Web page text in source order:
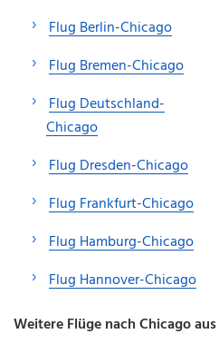
Flug Berlin-Chicago
Flug Bremen-Chicago
Flug Deutschland-
Chicago
Flug Dresden-Chicago
Flug Frankfurt-Chicago
Flug Hamburg-Chicago
Flug Hannover-Chicago
Weitere Flüge nach Chicago